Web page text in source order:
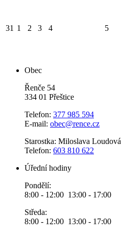
31 1 2 3 4 5
Obec
Řenče 54
334 01 Přeštice
Telefon: 377 985 594
E-mail: obec@rence.cz
Starostka: Miloslava Loudová
Telefon: 603 810 622
Úřední hodiny
Pondělí:
8:00 - 12:00 13:00 - 17:00
Středa:
8:00 - 12:00 13:00 - 17:00